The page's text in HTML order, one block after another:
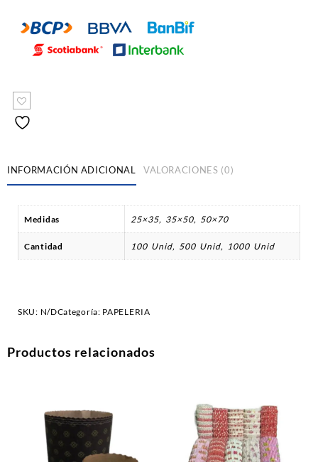
DISEÑO
cantidad
INFORMACIÓN ADICIONAL VALORACIONES (0)
Medidas 25×35, 35×50, 50×70
Cantidad 100 Unid, 500 Unid, 1000 Unid
SKU: N/DCategoría: PAPELERIA
Productos relacionados